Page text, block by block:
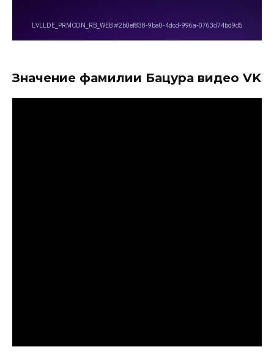
Значение фамилии Бацура видео VK